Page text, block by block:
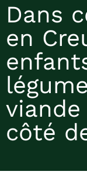
Dans
en
viande
côté